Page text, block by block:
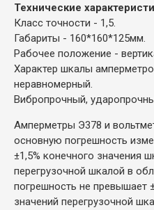
Технические
Класс точности - 1,5.
Габариты - 160*160*125мм.
Рабочее положение -
Характер шкалы
неравномерный.
Вибропрочный,
Амперметры Э378 и
основную погрешность
±1,5% конечного значения
перегрузочной шкалой в
погрешность не превышает
значений перегрузочной